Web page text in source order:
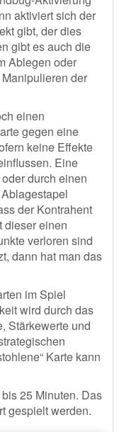
aktiviert sich der
gibt, der dies
gibt es auch die
Ablegen oder
der
einen
gegen eine
keine Effekte
Eine
durch einen
der Kontrahent
dieser einen
verloren sind
dann hat man das
im Spiel
wird durch das
Stärkewerte und
Karte kann
25 Minuten. Das
gespielt werden.